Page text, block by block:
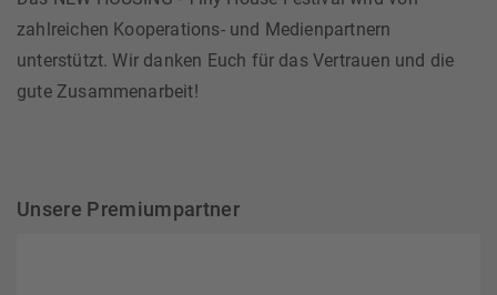
zahlreichen Kooperations- und Medienpartnern
unterstützt. Wir danken Euch für das Vertrauen und die
gute Zusammenarbeit!
Unsere Premiumpartner